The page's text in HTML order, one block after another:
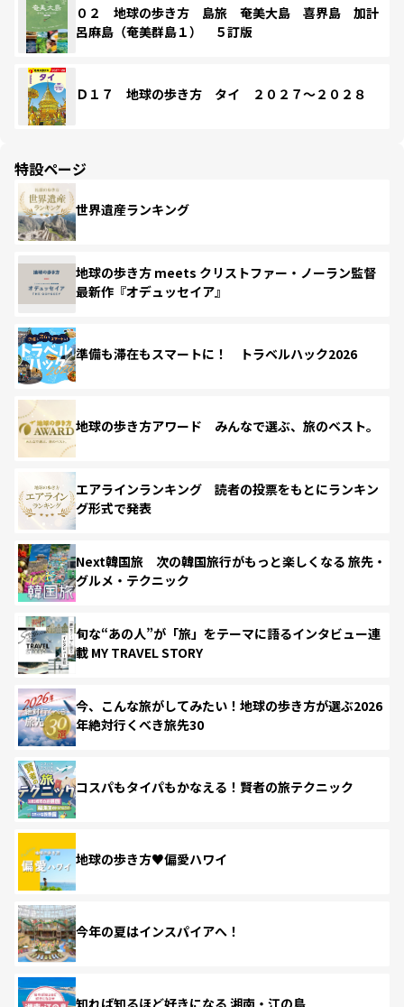
０２ 地球の歩き方 島旅 奄美大島 喜界島 加計
呂麻島（奄美群島１） ５訂版
Ｄ１７ 地球の歩き方 タイ ２０２７～２０２８
特設ページ
世界遺産ランキング
地球の歩き方 meets クリストファー・ノーラン監督
最新作『オデュッセイア』
準備も滞在もスマートに！ トラベルハック2026
地球の歩き方アワード みんなで選ぶ、旅のベスト。
エアラインランキング 読者の投票をもとにランキン
グ形式で発表
Next韓国旅 次の韓国旅行がもっと楽しくなる 旅先・
グルメ・テクニック
旬な“あの人”が「旅」をテーマに語るインタビュー連
載 MY TRAVEL STORY
今、こんな旅がしてみたい！地球の歩き方が選ぶ2026
年絶対行くべき旅先30
コスパもタイパもかなえる！賢者の旅テクニック
地球の歩き方♥偏愛ハワイ
今年の夏はインスパイアへ！